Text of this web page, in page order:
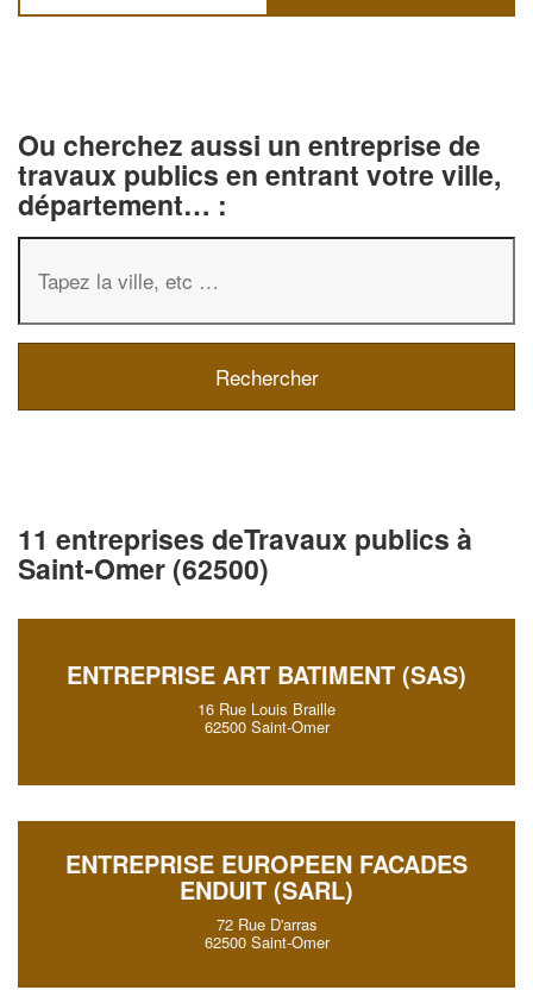
Ou cherchez aussi un entreprise de
travaux publics en entrant votre ville,
département… :
11 entreprises deTravaux publics à
Saint-Omer (62500)
ENTREPRISE ART BATIMENT (SAS)
16 Rue Louis Braille
62500 Saint-Omer
ENTREPRISE EUROPEEN FACADES
ENDUIT (SARL)
72 Rue D'arras
62500 Saint-Omer